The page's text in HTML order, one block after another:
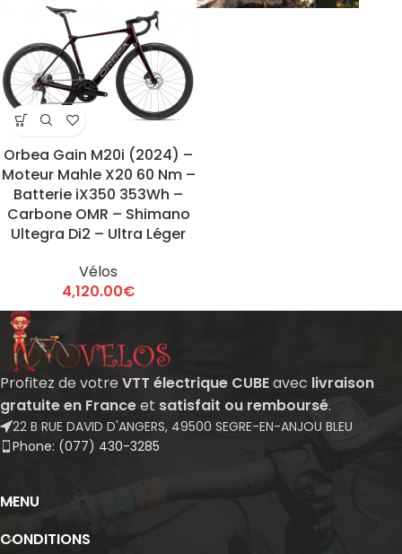
Orbea Gain M20i (2024) –
Moteur Mahle X20 60 Nm –
Batterie iX350 353Wh –
Carbone OMR – Shimano
Ultegra Di2 – Ultra Léger
Vélos
4,120.00€
Profitez de votre VTT électrique CUBEavec livraison
gratuite en Franceet satisfait ou remboursé.
22 B RUE DAVID D'ANGERS, 49500 SEGRE-EN-ANJOU BLEU
Phone: (077) 430-3285
MENU
CONDITIONS